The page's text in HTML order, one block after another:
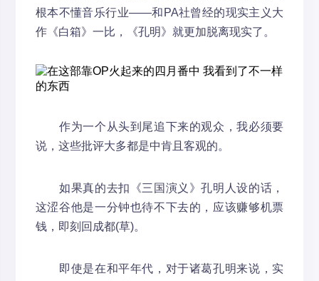
根本不懂音乐行业——和PA社曾经的现实主义大
作《白箱》一比，《孔明》就更加脱离现实了。
作为一个从头到尾追下来的观众，我必须要
说，这些批评大多都是中肯且客观的。
如果真的去扣《三国演义》孔明人设的话，
这涩谷他是一分钟也待不下去的，应该赚够机票
钱，即刻回成都(草)。
即使是在和平年代，对于诸葛孔明来说，实